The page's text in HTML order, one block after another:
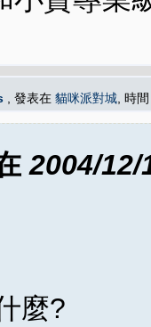
, 發表在 貓咪派對城 , 時
2004/
麼?